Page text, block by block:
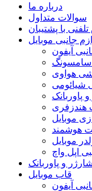
درباره ما
سوالات متداول
با پشتیبان
جانبی موبایل
آیفون
سامسونگ
هواوی
شیائومی
پاوربانک
موبایل
هوشمند
موبایل
اپل واچ
شارژر و پاوربانک
قاب موبایل
آیفون